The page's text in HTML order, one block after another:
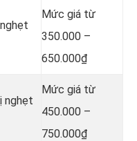
Mức giá từ
350.000 –
650.000₫
nghẹt
Mức giá từ
450.000 –
750.000₫